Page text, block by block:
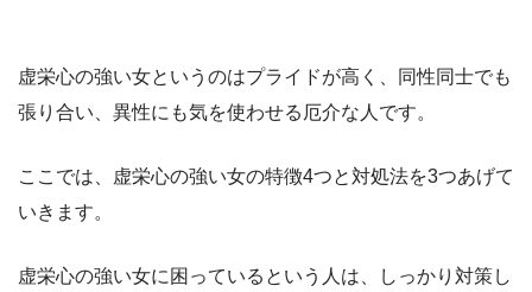
虚栄心の強い女というのはプライドが高く、同性同士でも
張り合い、異性にも気を使わせる厄介な人です。
ここでは、虚栄心の強い女の特徴4つと対処法を3つあげて
いきます。
虚栄心の強い女に困っているという人は、しっかり対策し